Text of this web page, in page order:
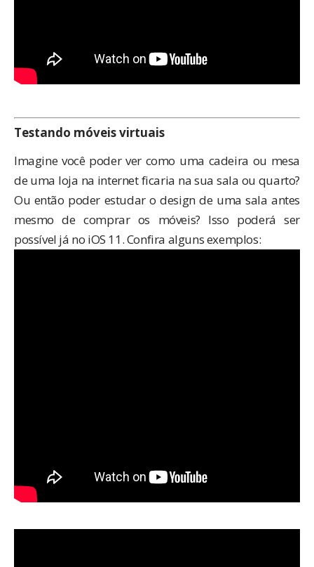
Testando móveis virtuais
Imagine você poder ver como uma cadeira ou mesa
de uma loja na internet ficaria na sua sala ou quarto?
Ou então poder estudar o design de uma sala antes
mesmo de comprar os móveis? Isso poderá ser
possível já no iOS 11. Confira alguns exemplos: